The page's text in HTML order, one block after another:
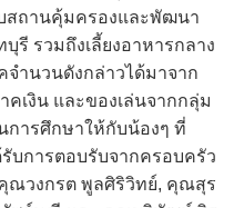
สถานคุ้มครองและพัฒนา
รี รวมถึงเลี้ยงอาหารกลาง
จำนวนดังกล่าวได้มาจาก
คเงิน และของเล่นจากกลุ่ม
การศึกษาให้กับน้องๆ ที่
บการตอบรับจากครอบครัว
ณวงกรต พูลศิริวิทย์, คุณสุร